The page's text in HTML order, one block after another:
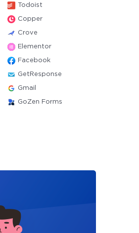
Todoist
Copper
Crove
Elementor
Facebook
GetResponse
Gmail
GoZen Forms